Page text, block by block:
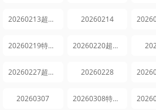
20260213超前探班 20260214
20260219特别企划 20260220超前探班
20260227超前探班 20260228
20260307 20260308特别企划